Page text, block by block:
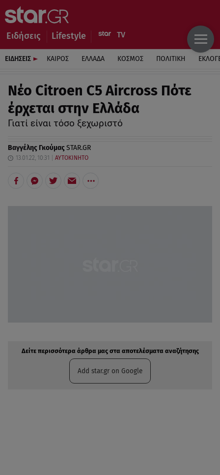
Ειδήσεις Lifestyle
ΕΙΔΗΣΕΙΣ ΚΑΙΡΟΣ ΕΛΛΑΔΑ ΚΟΣΜΟΣ ΠΟΛΙΤΙΚΗ
Νέο Citroen C5 Aircross Πότε
έρχεται στην Ελλάδα
Γιατί είναι τόσο ξεχωριστό
Βαγγέλης ΓκούμαςSTAR.GR
13.01.22, 10:31 ΑΥΤΟΚΙΝΗΤΟ
Δείτε περισσότερα άρθρα μας στα αποτελέσματα αναζήτησης
Add star.gr on Google